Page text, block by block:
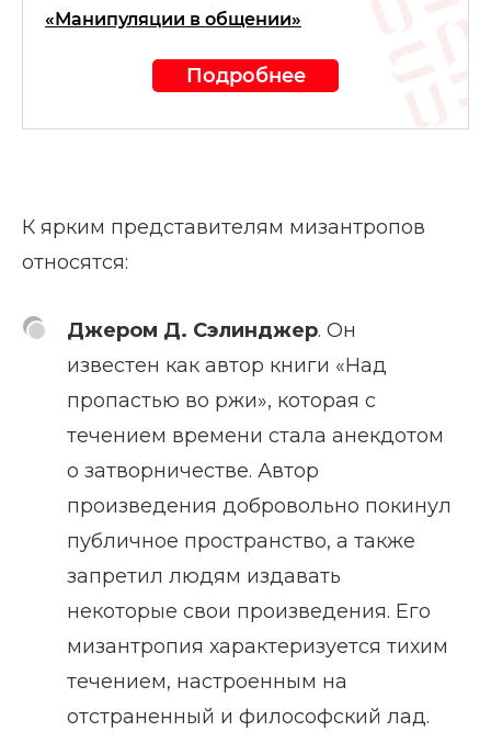
«Манипуляции в общении»
Подробнее
К ярким представителям мизантропов
относятся:
Джером Д. Сэлинджер. Он
известен как автор книги «Над
пропастью во ржи», которая с
течением времени стала анекдотом
о затворничестве. Автор
произведения добровольно покинул
публичное пространство, а также
запретил людям издавать
некоторые свои произведения. Его
мизантропия характеризуется тихим
течением, настроенным на
отстраненный и философский лад.